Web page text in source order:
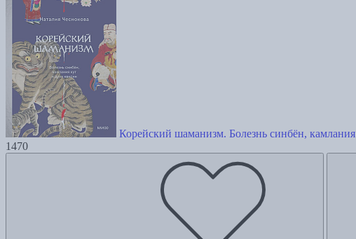
Корейский шаманизм. Болезнь синбён,
1470